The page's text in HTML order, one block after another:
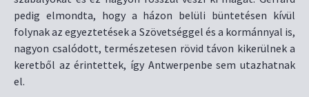
pedig elmondta, hogy a házon belüli büntetésen kívül
folynak az egyeztetések a Szövetséggel és a kormánnyal is,
nagyon csalódott, természetesen rövid távon kikerülnek a
keretből az érintettek, így Antwerpenbe sem utazhatnak
el.